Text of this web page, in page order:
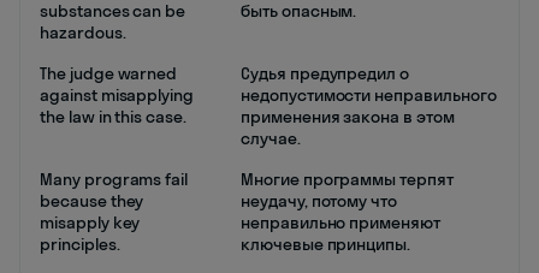
substances can be
hazardous.
быть опасным.
The judge warned
against misapplying
the law in this case.
Судья предупредил о
недопустимости неправильного
применения закона в этом
случае.
Many programs fail
because they
misapply key
principles.
Многие программы терпят
неудачу, потому что
неправильно применяют
ключевые принципы.